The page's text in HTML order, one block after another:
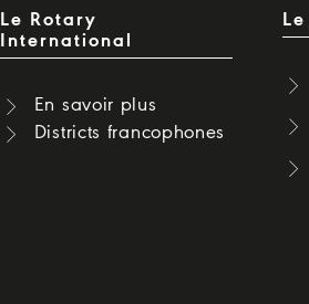
Le Rotary
International
En savoir plus
Districts francophones